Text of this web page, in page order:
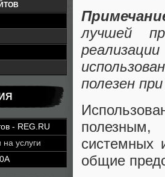
- REG.RU
услуги
лучшей
полезен
системных
общие